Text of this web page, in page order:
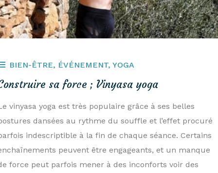
BIEN-ÊTRE, ÉVÉNEMENT, YOGA
sa force ; Vinyasa yoga
vinyasa yoga est très populaire grâce à ses belles
dansées au rythme du souffle et l’effet procuré
indescriptible à la fin de chaque séance. Certains
peuvent être engageants, et un manque
force peut parfois mener à des inconforts voir des